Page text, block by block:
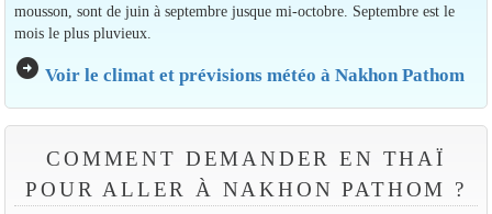
mousson, sont de juin à septembre jusque mi-octobre. Septembre est le
mois le plus pluvieux.
arrow_circle_right Voir le climat et prévisions météo à Nakhon Pathom
COMMENT DEMANDER EN THAÏ
POUR ALLER À NAKHON PATHOM ?